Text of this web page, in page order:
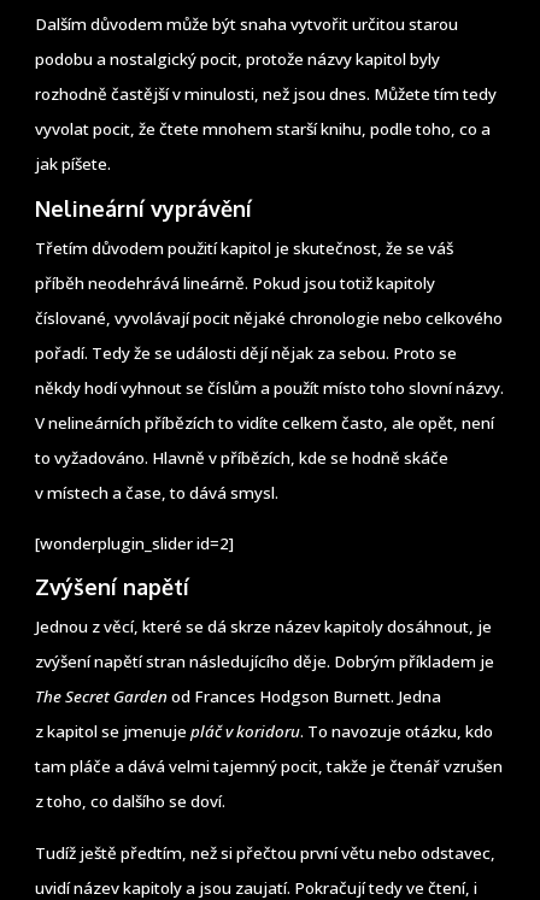
Dalším důvodem může být snaha vytvořit určitou starou
podobu a nostalgický pocit, protože názvy kapitol byly
rozhodně častější v minulosti, než jsou dnes. Můžete tím tedy
vyvolat pocit, že čtete mnohem starší knihu, podle toho, co a
jak píšete.
Nelineární vyprávění
Třetím důvodem použití kapitol je skutečnost, že se váš
příběh neodehrává lineárně. Pokud jsou totiž kapitoly
číslované, vyvolávají pocit nějaké chronologie nebo celkového
pořadí. Tedy že se události dějí nějak za sebou. Proto se
někdy hodí vyhnout se číslům a použít místo toho slovní názvy.
V nelineárních příbězích to vidíte celkem často, ale opět, není
to vyžadováno. Hlavně v příbězích, kde se hodně skáče
v místech a čase, to dává smysl.
[wonderplugin_slider id=2]
Zvýšení napětí
Jednou z věcí, které se dá skrze název kapitoly dosáhnout, je
zvýšení napětí stran následujícího děje. Dobrým příkladem je
The Secret Garden od Frances Hodgson Burnett. Jedna
z kapitol se jmenujepláč v koridoru. To navozuje otázku, kdo
tam pláče a dává velmi tajemný pocit, takže je čtenář vzrušen
z toho, co dalšího se doví.
Tudíž ještě předtím, než si přečtou první větu nebo odstavec,
uvidí název kapitoly a jsou zaujatí. Pokračují tedy ve čtení, i